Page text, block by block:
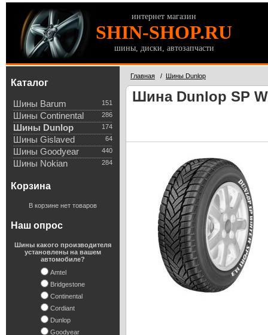
интернет магазин
SHIN-SHOP.RU
шины, диски, автозапчасти
Каталог
151
Шины Barum
286
Шины Continental
174
Шины Dunlop
64
Шины Gislaved
440
Шины Goodyear
284
Шины Nokian
Корзина
В корзине нет товаров
Наш опрос
Шины какого производителя
установлены на вашем
автомобиле?
Amtel
Bridgestone
Continental
Cordiant
Dunlop
Goodyear
Главная / Шины Dunlop
Шина Dunlop SP